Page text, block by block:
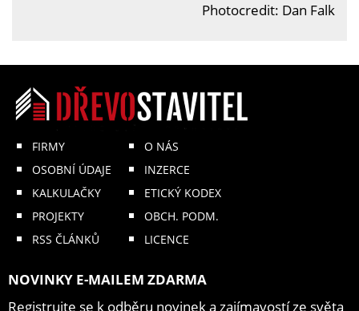
Photocredit: Dan Falk
FIRMY
OSOBNÍ ÚDAJE
KALKULAČKY
PROJEKTY
RSS ČLÁNKŮ
O NÁS
INZERCE
ETICKÝ KODEX
OBCH. PODM.
LICENCE
NOVINKY E-MAILEM ZDARMA
Registrujte se k odběru novinek a zajímavostí ze světa